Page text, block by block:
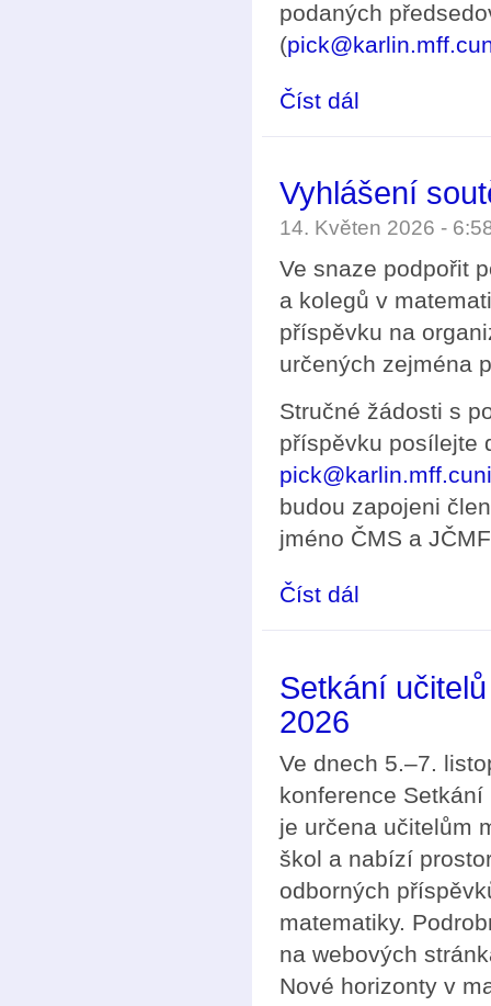
podaných
(
Číst dál
Vyhlášení
14. Květen 2026 -
Ve snaze podpořit
a kolegů v
příspěvku na
určených zejména
Stručné žádosti s
příspěvku posílejte
budou zapojeni
jméno ČMS a
Číst dál
Setkání
2026
Ve dnech 5.–7.
konference
je určena učitelům
škol a nabízí
odborných
matematiky.
na webových
Nové horizonty v